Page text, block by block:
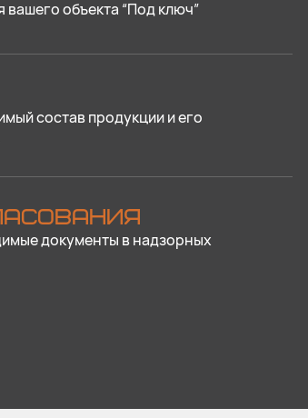
объекта “Под ключ”
состав продукции и его
документы в надзорных